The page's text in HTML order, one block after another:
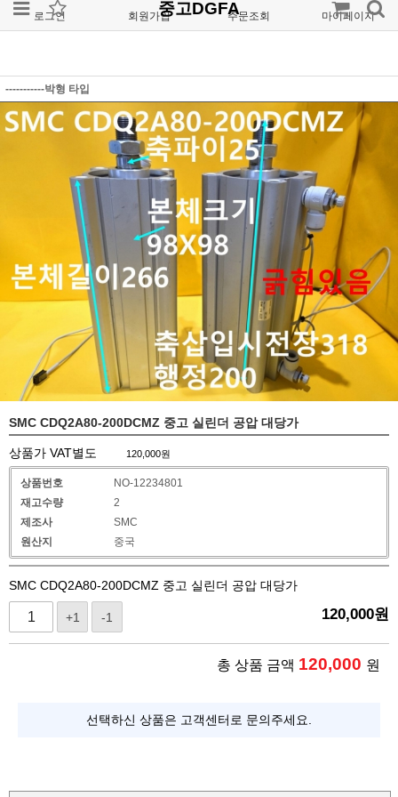
로그인 회원가입 주문조회 마이페이지
중고DGFA
-----------박형 타입
SMC CDQ2A80-200DCMZ 중고 실린더 공압 대당가
상품가 VAT별도 120,000원
상품번호
NO-12234801
재고수량
2
제조사
SMC
원산지
중국
SMC CDQ2A80-200DCMZ 중고 실린더 공압 대당가
+1 -1 120,000원
총 상품 금액 120,000 원
선택하신 상품은 고객센터로 문의주세요.